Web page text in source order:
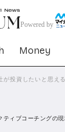
Powered by
Money
が投資したいと思え
ティブコーチングの